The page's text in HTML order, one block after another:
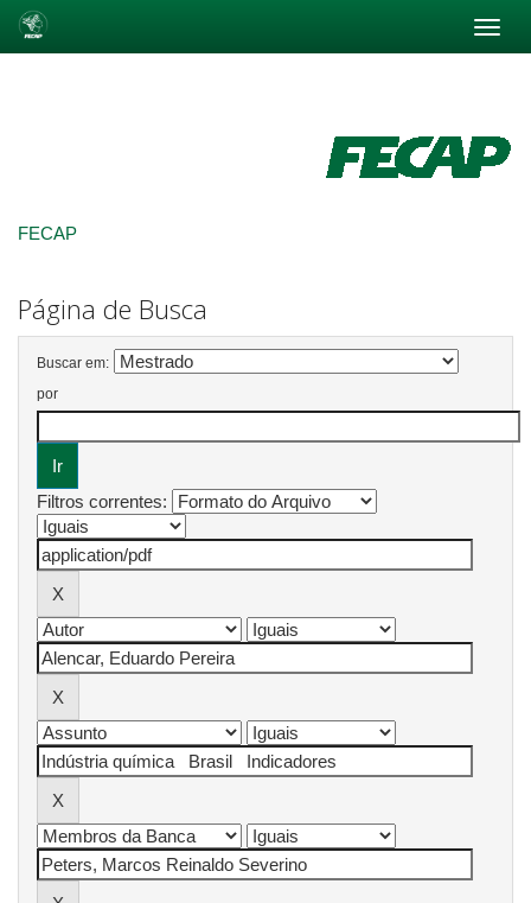
FECAP
Página de Busca
Buscar em:
por
Filtros correntes: